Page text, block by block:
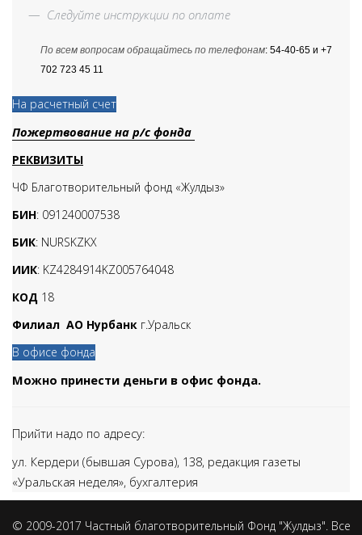
— Следуйте инструкции по оплате
По всем вопросам обращайтесь по телефонам: 54-40-65 и +7
702 723 45 11
На расчетный счет
Пожертвование на р/с фонда
РЕКВИЗИТЫ
ЧФ Благотворительный фонд «Жулдыз»
БИН: 091240007538
БИК: NURSKZKX
ИИК: KZ4284914KZ005764048
КОД 18
Филиал АО Нурбанк г.Уральск
В офисе фонда
Можно принести деньги в офис фонда.
Прийти надо по адресу:
ул. Кердери (бывшая Сурова), 138, редакция газеты
«Уральская неделя», бухгалтерия
© 2009-2017 Частный благотворительный Фонд "Жулдыз". Все